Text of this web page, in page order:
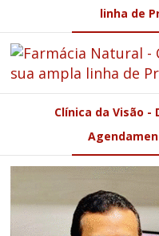
linha de
Clínica da Visão -